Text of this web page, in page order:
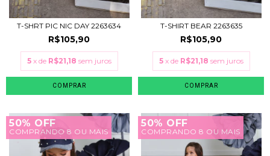
T-SHRT PIC NIC DAY 2263634
R$105,90
5 x de R$21,18 sem juros
COMPRAR
T-SHIRT BEAR 2263635
R$105,90
5 x de R$21,18 sem juros
COMPRAR
50% OFF
COMPRANDO 8 OU MAIS
50% OFF
COMPRANDO 8 OU MAIS